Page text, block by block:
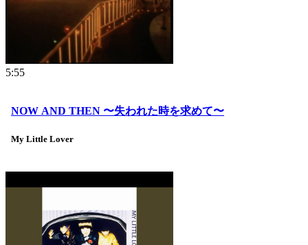
5:55
NOW AND THEN 〜失われた時を求めて〜
My Little Lover